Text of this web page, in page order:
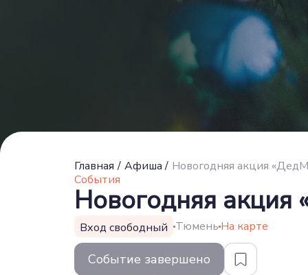
Главная / Афиша / Новогодняя акция
События
Новогодняя акция
Вход свободный Тюмень На карте
Событие завершено